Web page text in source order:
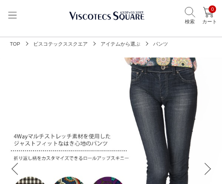
検索
0
カート
TOP ビスコテックススクエア アイテムから選ぶ パンツ